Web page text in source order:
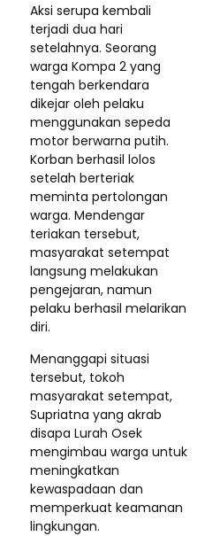
Aksi serupa kembali
terjadi dua hari
setelahnya. Seorang
warga Kompa 2 yang
tengah berkendara
dikejar oleh pelaku
menggunakan sepeda
motor berwarna putih.
Korban berhasil lolos
setelah berteriak
meminta pertolongan
warga. Mendengar
teriakan tersebut,
masyarakat setempat
langsung melakukan
pengejaran, namun
pelaku berhasil melarikan
diri.
Menanggapi situasi
tersebut, tokoh
masyarakat setempat,
Supriatna yang akrab
disapa Lurah Osek
mengimbau warga untuk
meningkatkan
kewaspadaan dan
memperkuat keamanan
lingkungan.